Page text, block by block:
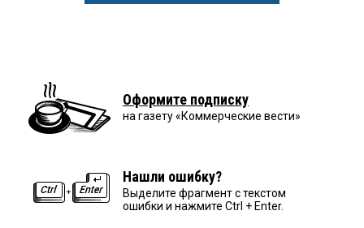
Оформите подписку
на газету «Коммерческие вести»
Нашли ошибку?
Выделите фрагмент с текстом
ошибки и нажмите Ctrl + Enter.